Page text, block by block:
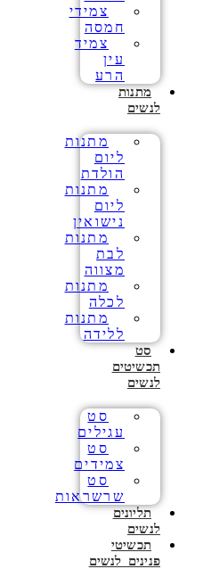
צמידי
חמסה
צמיד
עין
הרע
מתנות
לנשים
מתנות
ליום
הולדת
מתנות
ליום
נישואין
מתנות
לבת
מצווה
מתנות
לכלה
מתנות
ללידה
סט
תכשיטים
לנשים
סט
עגילים
סט
צמידים
סט
שרשראות
תליונים
לנשים
תכשיטי
פנינים לנשים